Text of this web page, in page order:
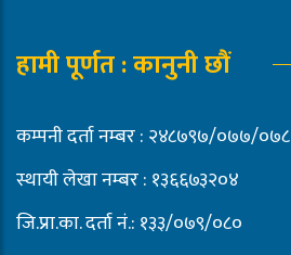
हामी पूर्णत : कानुनी छौं
कम्पनी दर्ता नम्बर : २४८७९७/०७७/०७८
स्थायी लेखा नम्बर : १३६६७३२०४
जि.प्रा.का. दर्ता नं.: १३३/०७९/०८०